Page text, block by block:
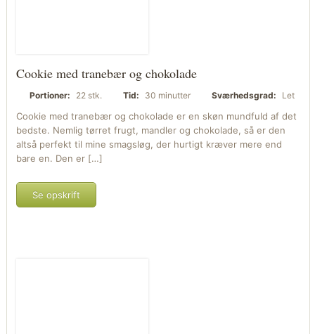
Cookie med tranebær og chokolade
Portioner: 22 stk. Tid: 30 minutter Sværhedsgrad: Let
Cookie med tranebær og chokolade er en skøn mundfuld af det
bedste. Nemlig tørret frugt, mandler og chokolade, så er den
altså perfekt til mine smagsløg, der hurtigt kræver mere end
bare en. Den er […]
Se opskrift